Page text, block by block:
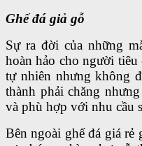
Ghế đá giả gỗ
Sự ra đời của những
hoàn hảo cho người
tự nhiên nhưng không
thành phải chăng
và phù hợp với nhu cầu
Bên ngoài ghế đá giá rẻ